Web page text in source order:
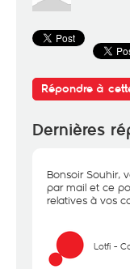
Répondre à
Dernières
Bonsoir Souhir,
par mail et ce
relatives à vos
Lotfi -